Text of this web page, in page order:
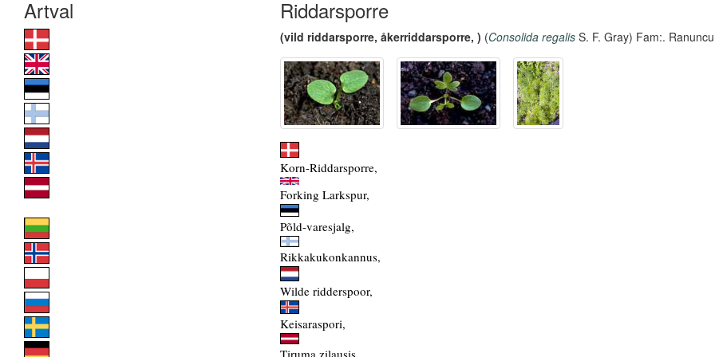
Riddarsporre
(vild riddarsporre, åkerriddarsporre, ) (Consolida regalis S. F. Gray) Fam:.
Korn-Riddarsporre,
Forking Larkspur,
Põld-varesjalg,
Rikkakukonkannus,
Wilde ridderspoor,
Keisaraspori,
Tiruma zilausis,